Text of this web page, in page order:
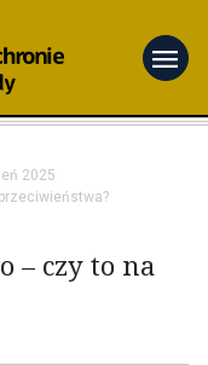
menu
2025
– czy to na